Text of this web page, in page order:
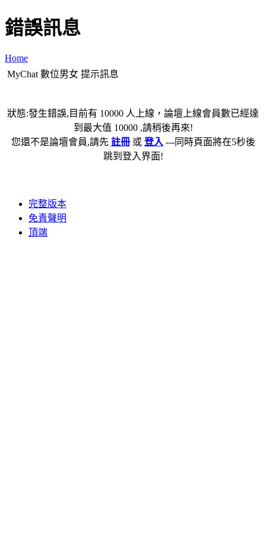
錯誤訊息
Home
MyChat 數位男女 提示訊息
狀態:發生錯誤,目前有 10000 人上線，論壇上線會員數已經達
到最大值 10000 ,請稍後再來!
您還不是論壇會員,請先 註冊或 登入 ---同時頁面將在5秒後
跳到登入界面!
完整版本
免責聲明
頂端